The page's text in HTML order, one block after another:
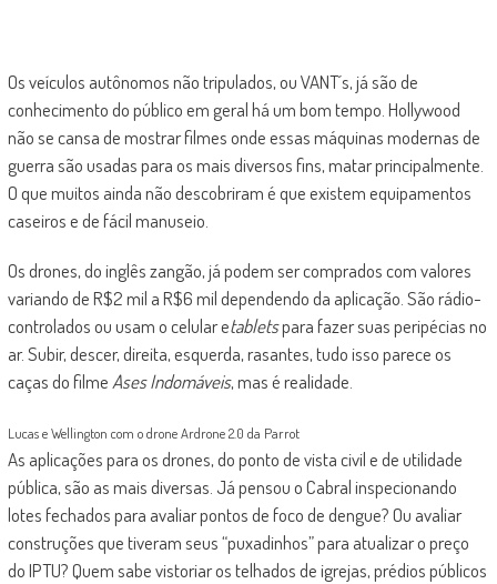
Os veículos autônomos não tripulados, ou VANT´s, já são de
conhecimento do público em geral há um bom tempo. Hollywood
não se cansa de mostrar filmes onde essas máquinas modernas de
guerra são usadas para os mais diversos fins, matar principalmente.
O que muitos ainda não descobriram é que existem equipamentos
caseiros e de fácil manuseio.
Os drones, do inglês zangão, já podem ser comprados com valores
variando de R$2 mil a R$6 mil dependendo da aplicação. São rádio-
controlados ou usam o celular etabletspara fazer suas peripécias no
ar. Subir, descer, direita, esquerda, rasantes, tudo isso parece os
caças do filme Ases Indomáveis, mas é realidade.
Lucas e Wellington com o drone Ardrone 2.0 da Parrot
As aplicações para os drones, do ponto de vista civil e de utilidade
pública, são as mais diversas. Já pensou o Cabral inspecionando
lotes fechados para avaliar pontos de foco de dengue? Ou avaliar
construções que tiveram seus “puxadinhos” para atualizar o preço
do IPTU? Quem sabe vistoriar os telhados de igrejas, prédios públicos